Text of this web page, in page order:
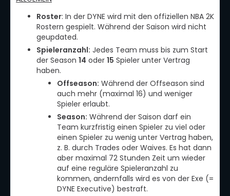
Roster: In der DYNE wird mit den offiziellen NBA 2K
Rostern gespielt. Während der Saison wird nicht
geupdated.
Spieleranzahl: Jedes Team muss bis zum Start
der Season 14 oder 15 Spieler unter Vertrag
haben.
Offseason: Während der Offseason sind
auch mehr (maximal 16) und weniger
Spieler erlaubt.
Season: Während der Saison darf ein
Team kurzfristig einen Spieler zu viel oder
einen Spieler zu wenig unter Vertrag haben,
z. B. durch Trades oder Waives. Es hat dann
aber maximal 72 Stunden Zeit um wieder
auf eine reguläre Spieleranzahl zu
kommen, andernfalls wird es von der Exe (=
DYNE Executive) bestraft.